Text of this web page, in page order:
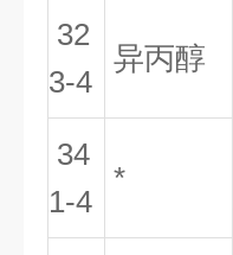
32
3-4
异丙醇
34
1-4
*